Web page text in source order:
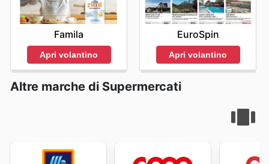
Famila
Apri volantino
EuroSpin
Apri volantino
Altre marche di Supermercati